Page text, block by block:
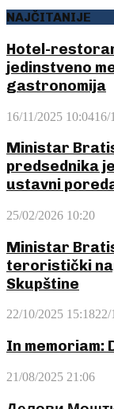
NAJČITANIJE
Hotel-
jedinstveno
gastronomija
16/11/2025 10:0416/
Ministar
predsednika
ustavni
25/02/2026 10:20
Ministar
teroristički
Skupštine
22/10/2025 15:1822/
In memoriam:
21/08/2025 21:06